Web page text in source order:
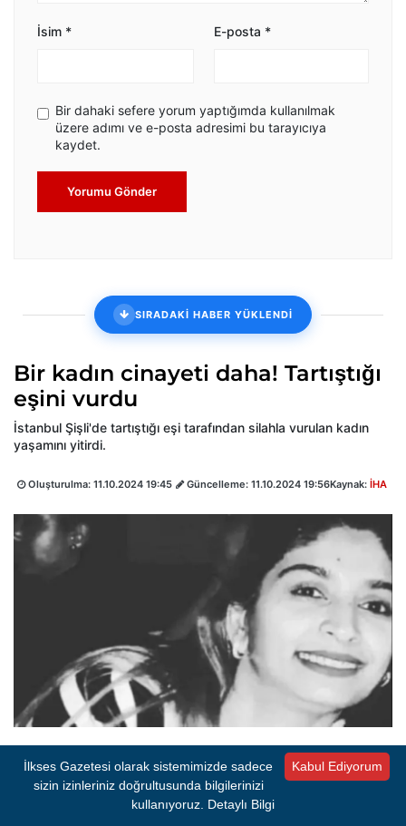
İsim * E-posta *
Bir dahaki sefere yorum yaptığımda kullanılmak
üzere adımı ve e-posta adresimi bu tarayıcıya
kaydet.
Yorumu Gönder
SIRADAKİ HABER YÜKLENDİ
Bir kadın cinayeti daha! Tartıştığı
eşini vurdu
İstanbul Şişli'de tartıştığı eşi tarafından silahla vurulan kadın
yaşamını yitirdi.
Oluşturulma: 11.10.2024 19:45 Güncelleme: 11.10.2024 19:56Kaynak: İHA
1 dk okuma süresi A- A+
Takip Et
Kabul Ediyorum
İlkses Gazetesi olarak sistemimizde sadece
sizin izinleriniz doğrultusunda bilgilerinizi
kullanıyoruz. Detaylı Bilgi